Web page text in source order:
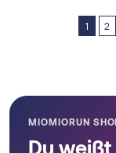
options
may
1 2
MIOMIORUN
Du